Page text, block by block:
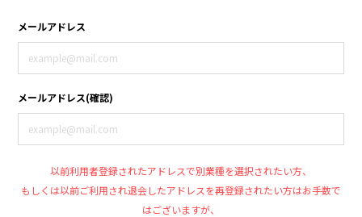
メールアドレス
メールアドレス(確認)
以前利用者登録されたアドレスで別業種を選択されたい方、
もしくは以前ご利用され退会したアドレスを再登録されたい方はお手数で
はございますが、